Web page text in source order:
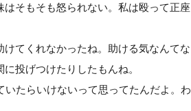
そもそも怒られない。私は殴って正座
てくれなかったね。助ける気なんてな
投げつけたりしたもんね。
たらいけないって思ってたんだよ。わ